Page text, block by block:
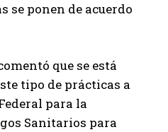
se ponen de acuerdo
que se está
tipo de prácticas a
para la
Sanitarios para